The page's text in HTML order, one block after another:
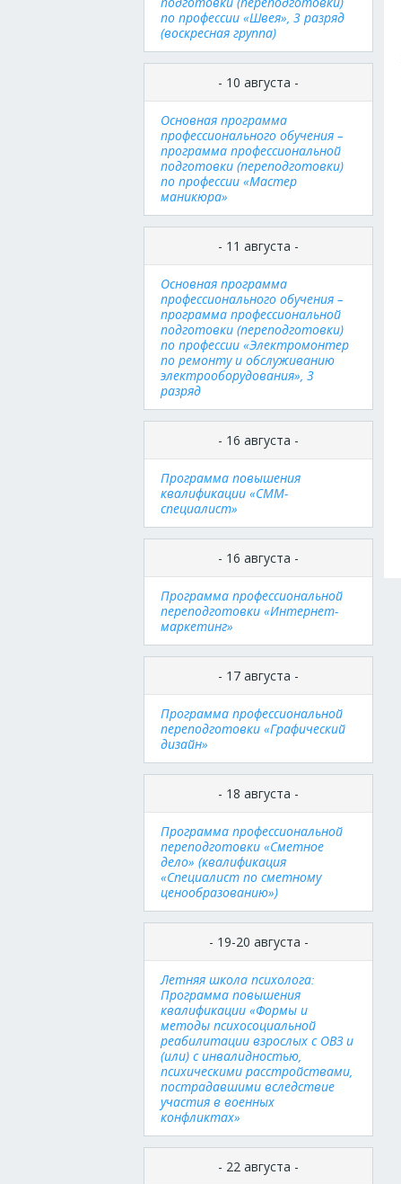
по профессии «Швея», 3 разряд
(воскресная группа)
- 10 августа -
Основная программа
профессионального обучения –
программа профессиональной
подготовки (переподготовки)
по профессии «Мастер
маникюра»
- 11 августа -
Основная программа
профессионального обучения –
программа профессиональной
подготовки (переподготовки)
по профессии «Электромонтер
по ремонту и обслуживанию
электрооборудования», 3
разряд
- 16 августа -
Программа повышения
квалификации «СММ-
специалист»
- 16 августа -
Программа профессиональной
переподготовки «Интернет-
маркетинг»
- 17 августа -
Программа профессиональной
переподготовки «Графический
дизайн»
- 18 августа -
Программа профессиональной
переподготовки «Сметное
дело» (квалификация
«Специалист по сметному
ценообразованию»)
- 19-20 августа -
Летняя школа психолога:
Программа повышения
квалификации «Формы и
методы психосоциальной
реабилитации взрослых с ОВЗ и
(или) с инвалидностью,
психическими расстройствами,
пострадавшими вследствие
участия в военных
конфликтах»
- 22 августа -